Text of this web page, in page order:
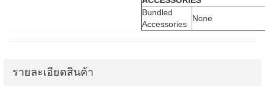
Bundled
Accessories
None
รายละเอียดสินค้า